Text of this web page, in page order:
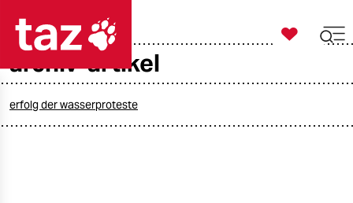

taz zahl ich
archiv-artikel
erfolg der wasserproteste